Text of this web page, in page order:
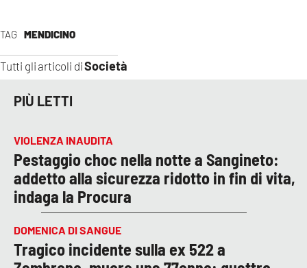
TAG MENDICINO
Tutti gli articoli diSocietà
PIÙ LETTI
VIOLENZA INAUDITA
Pestaggio choc nella notte a Sangineto:
addetto alla sicurezza ridotto in fin di vita,
indaga la Procura
DOMENICA DI SANGUE
Tragico incidente sulla ex 522 a